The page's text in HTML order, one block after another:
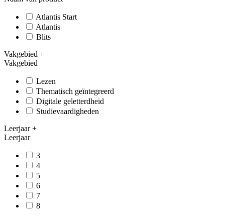
Atlantis Start
Atlantis
Blits
Vakgebied +
Vakgebied
Lezen
Thematisch geïntegreerd
Digitale geletterdheid
Studievaardigheden
Leerjaar+
Leerjaar
3
4
5
6
7
8